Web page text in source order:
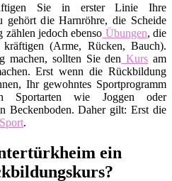
Sie in erster Linie Ihre
gehört die Harnröhre, die Scheide
jedoch ebenso Übungen, die
(Arme, Rücken, Bauch).
machen, sollten Sie den Kurs am
Erst wenn die Rückbildung
Ihr gewohntes Sportprogramm
Sportarten wie Joggen oder
Beckenboden. Daher gilt: Erst die
Sport.
ein